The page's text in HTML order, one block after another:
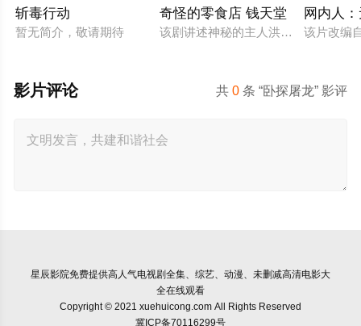
斩毒行动
暂无简介，敬请期待
奇怪的零食店 钱天堂
该剧讲述神秘的主人洪子卖能够实现
网内人
该片改编
共0 条 “卧探屠龙” 影评
影片评论
星辰影院免费提供高人气电视剧全集、综艺、动漫、未删减高清电影大
全在线观看
Copyright © 2021 xuehuicong.com All Rights Reserved
冀ICP备70116299号